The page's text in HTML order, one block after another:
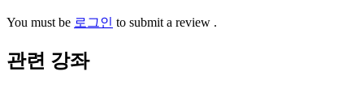
You must be 로그인 to submit a review .
관련 강좌